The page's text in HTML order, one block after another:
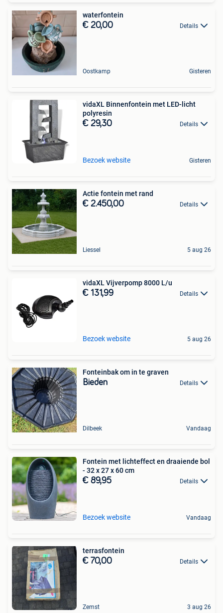
waterfontein
€ 20,00 Details
Oostkamp Gisteren
vidaXL Binnenfontein met LED-licht
polyresin
€ 29,30 Details
Bezoek website Gisteren
Actie fontein met rand
€ 2.450,00 Details
Liessel 5 aug 26
vidaXL Vijverpomp 8000 L/u
€ 131,99 Details
Bezoek website 5 aug 26
Fonteinbak om in te graven
Bieden Details
Dilbeek Vandaag
Fontein met lichteffect en draaiende bol
- 32 x 27 x 60 cm
€ 89,95 Details
Bezoek website Vandaag
terrasfontein
€ 70,00 Details
Zemst 3 aug 26